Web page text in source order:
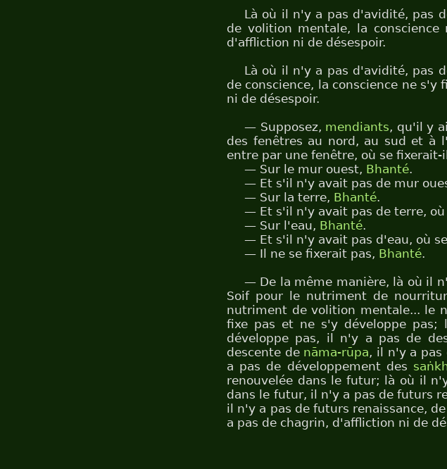
Là où il n'y a pas d'avidité, pas
de volition mentale, la
d'affliction ni de désespoir.
Là où il n'y a pas d'avidité, pas
de conscience, la conscience ne
ni de désespoir.
— Supposez, mendiants, qu'il y
des fenêtres au nord, au sud et à
entre par une fenêtre, où se fixerait-
— Sur le mur ouest, Bhanté.
— Et s'il n'y avait pas de mur
— Sur la terre, Bhanté.
— Et s'il n'y avait pas de terre,
— Sur l'eau, Bhanté.
— Et s'il n'y avait pas d'eau, où
— Il ne se fixerait pas, Bhanté.
— De la même manière, là où il
Soif pour le nutriment de
nutriment de volition mentale... le
fixe pas et ne s'y développe pas;
développe pas, il n'y a pas de
descente de nāma-rūpa, il n'y a pas
a pas de développement des
renouvelée dans le futur; là où il
dans le futur, il n'y a pas de futurs
il n'y a pas de futurs renaissance,
a pas de chagrin, d'affliction ni de